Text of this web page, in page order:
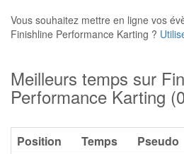
Vous souhaitez mettre en ligne vos
Finishline Performance Karting ?
Meilleurs temps sur
Performance Karting
Position Temps Pseudo